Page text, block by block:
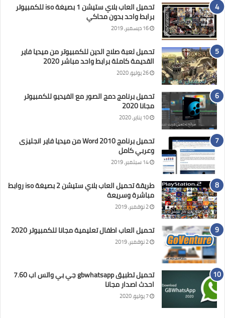
تحميل العاب بلاي ستيشن 1 بصيغة iso للكمبيوتر
برابط واحد بدون محاكي
16 ديسمبر، 2019
تحميل لعبة صلاح الدين للكمبيوتر من ميديا فاير
القديمة كاملة برابط واحد مباشر 2020
26 يوليو، 2020
تحميل برنامج دمج الصور مع الفيديو للكمبيوتر
مجانا 2020
10 يناير، 2020
تحميل برنامج Word 2010 من ميديا فاير انجليزى
وعربي كامل
14 سبتمبر، 2019
طريقة تحميل العاب بلاي ستيشن 2 بصيغة iso روابط
مباشرة وسريعة
2 نوفمبر، 2019
تحميل العاب اطفال تعليمية مجانا للكمبيوتر 2020
2 نوفمبر، 2019
تحميل تطبيق gbwhatsapp جي بي واتس اب 7.60
احدث اصدار مجانا
7 يوليو، 2020